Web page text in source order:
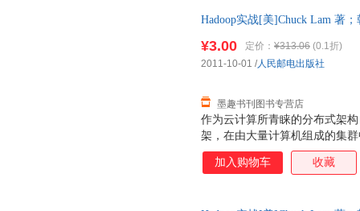
Hadoop实战[美]Chuck Lam 著
作为云计算所青睐的分布式架
架，在由大量计算机组成的集
云计算的重要基石。本书分为3
写和运行Hadoop 数据处理程
¥3.00 定价： ¥313.06 (0.1折)
墨趣书刊图书专营店
2011-10-01 /人民邮电出版社
加入购物车 收藏